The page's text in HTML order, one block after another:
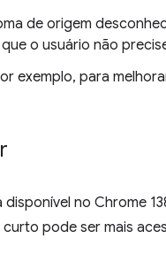
de origem
o usuário não
exemplo, para
disponível no Chrome
pode ser mais